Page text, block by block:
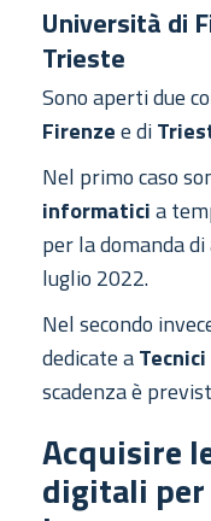
Università di
Trieste
Sono aperti due
Firenzee di
Nel primo caso
informaticia
per la domanda
luglio 2022.
Nel secondo
dedicate a
scadenza è
Acquisire
digitali